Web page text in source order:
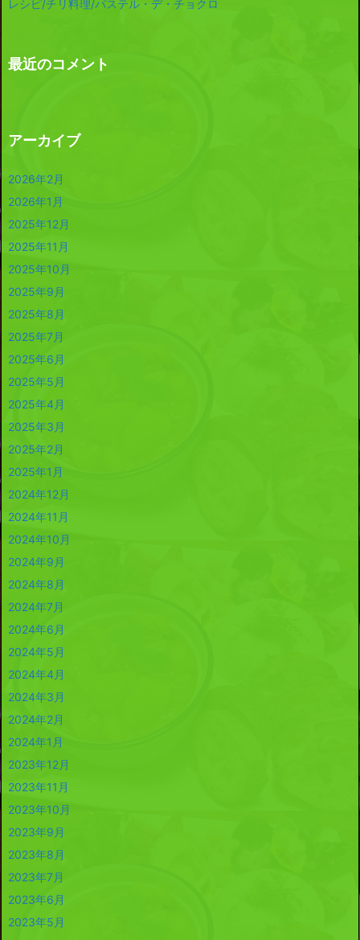
レシピ/チリ料理/パステル・デ・チョクロ
最近のコメント
アーカイブ
2026年2月
2026年1月
2025年12月
2025年11月
2025年10月
2025年9月
2025年8月
2025年7月
2025年6月
2025年5月
2025年4月
2025年3月
2025年2月
2025年1月
2024年12月
2024年11月
2024年10月
2024年9月
2024年8月
2024年7月
2024年6月
2024年5月
2024年4月
2024年3月
2024年2月
2024年1月
2023年12月
2023年11月
2023年10月
2023年9月
2023年8月
2023年7月
2023年6月
2023年5月